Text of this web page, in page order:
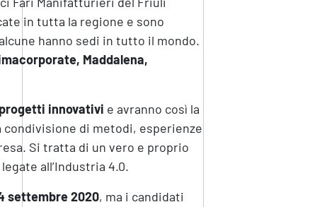
in tutta la regione e sono
hanno sedi in tutto il mondo.
Maddalena,
innovativi e avranno così la
condivisione di metodi, esperienze
Si tratta di un vero e proprio
all’Industria 4.0.
settembre 2020, ma i candidati